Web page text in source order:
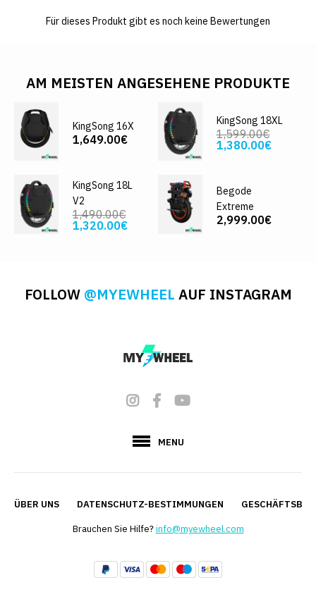
Für dieses Produkt gibt es noch keine Bewertungen
AM MEISTEN ANGESEHENE PRODUKTE
KingSong 16X
1,649.00€
KingSong 18XL
1,599.00€
1,380.00€
KingSong 18L
V2
1,490.00€
1,320.00€
Begode
Extreme
2,999.00€
FOLLOW @MYEWHEEL AUF INSTAGRAM
MENU
ÜBER UNS DATENSCHUTZ-BESTIMMUNGEN
Brauchen Sie Hilfe?info@myewheel.com